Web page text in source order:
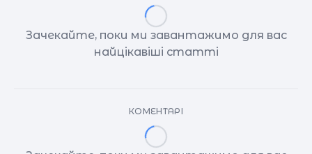
Зачекайте, поки ми завантажимо для вас
найцікавіші статті
КОМЕНТАРІ